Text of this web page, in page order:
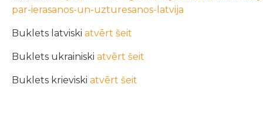
par-ierasanos-un-uzturesanos-latvija
Buklets latviski atvērt šeit
Buklets ukrainiski atvērt šeit
Buklets krieviski atvērt šeit